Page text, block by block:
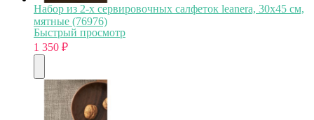
Набор из 2-х сервировочных салфеток leanera, 30х45 см,
мятные (76976)
Быстрый просмотр
1 350 ₽